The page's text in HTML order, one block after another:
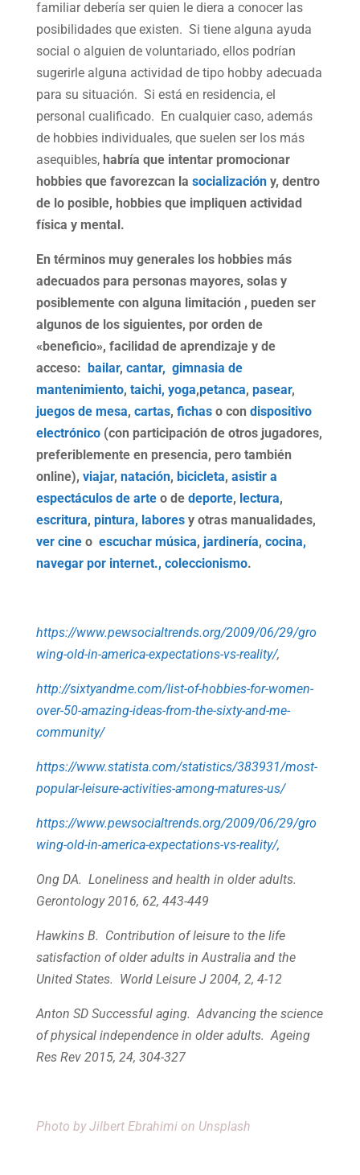
familiar debería ser quien le diera a conocer las
posibilidades que existen. Si tiene alguna ayuda
social o alguien de voluntariado, ellos podrían
sugerirle alguna actividad de tipo hobby adecuada
para su situación. Si está en residencia, el
personal cualificado. En cualquier caso, además
de hobbies individuales, que suelen ser los más
asequibles,habría que intentar promocionar
hobbies que favorezcan la socializacióny, dentro
de lo posible, hobbies que impliquen actividad
física y mental.
En términos muy generales los hobbies más
adecuados para personas mayores, solas y
posiblemente con alguna limitación , pueden ser
algunos de los siguientes, por orden de
«beneficio», facilidad de aprendizaje y de
acceso: bailar, cantar, gimnasia de
mantenimiento, taichi, yoga,petanca, pasear,
juegos de mesa, cartas, fichaso con dispositivo
electrónico(con participación de otros jugadores,
preferiblemente en presencia, pero también
online), viajar, natación, bicicleta, asistir a
espectáculos de arteo de deporte, lectura,
escritura, pintura, laboresy otras manualidades,
ver cineo escuchar música, jardinería, cocina,
navegar por internet., coleccionismo.
https://www.pewsocialtrends.org/2009/06/29/gro
wing-old-in-america-expectations-vs-reality/,
http://sixtyandme.com/list-of-hobbies-for-women-
over-50-amazing-ideas-from-the-sixty-and-me-
community/
https://www.statista.com/statistics/383931/most-
popular-leisure-activities-among-matures-us/
https://www.pewsocialtrends.org/2009/06/29/gro
wing-old-in-america-expectations-vs-reality/,
Ong DA. Loneliness and health in older adults.
Gerontology 2016, 62, 443-449
Hawkins B. Contribution of leisure to the life
satisfaction of older adults in Australia and the
United States. World Leisure J 2004, 2, 4-12
Anton SD Successful aging. Advancing the science
of physical independence in older adults. Ageing
Res Rev 2015, 24, 304-327
Photo byJilbert Ebrahimion Unsplash